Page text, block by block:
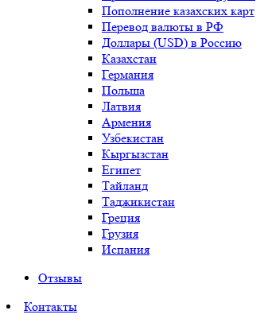
Пополнение казахских карт
Перевод валюты в РФ
Доллары (USD) в Россию
Казахстан
Германия
Польша
Латвия
Армения
Узбекистан
Кыргызстан
Египет
Тайланд
Таджикистан
Греция
Грузия
Испания
Отзывы
Контакты